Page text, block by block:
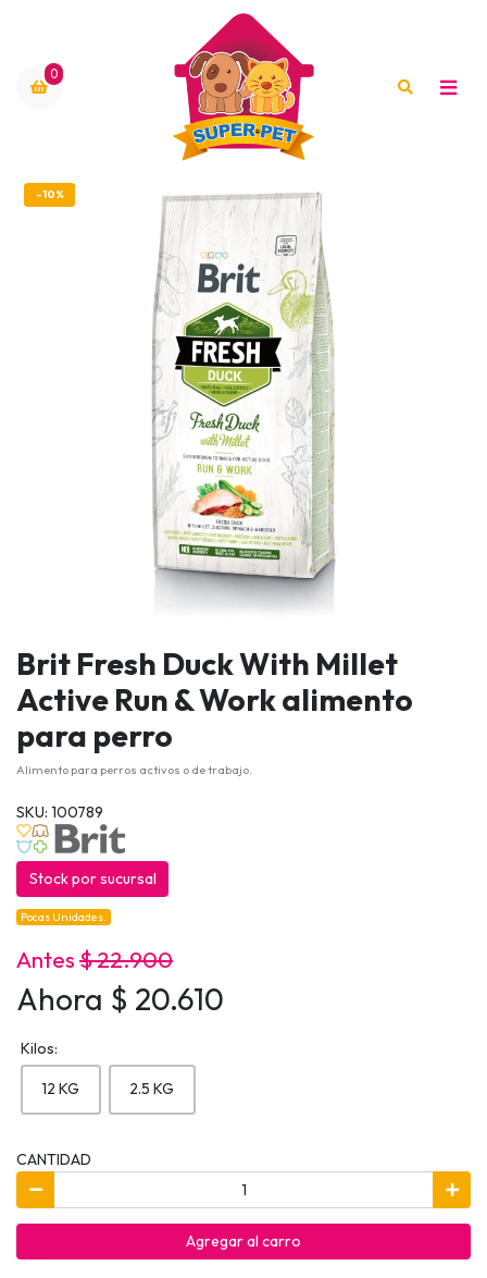
0
-10%
Brit Fresh Duck With Millet
Active Run & Work alimento
para perro
Alimento para perros activos o de trabajo.
SKU: 100789
Stock por sucursal
Pocas Unidades.
Antes$ 22.900
Ahora $ 20.610
Kilos:
12 KG 2.5 KG
CANTIDAD
Agregar al carro